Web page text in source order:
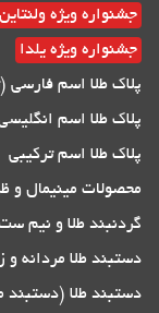
جشنواره ویژه ولنتاین
جشنواره ویژه یلدا
پلاک طلا اسم
پلاک طلا اسم
پلاک طلا اسم ترکیبی
محصولات مینیمال و
گردنبند طلا و نیم
دستبند طلا مردانه و
دستبند طلا (دستبند